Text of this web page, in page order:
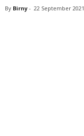
By Birny - 22 September 2021